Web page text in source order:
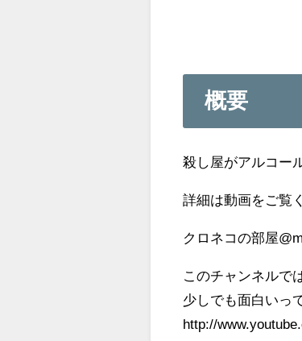
概要
殺し屋がアルコー
詳細は動画をご覧
クロネコの部屋
このチャンネルで
少しでも面白いっ
http://